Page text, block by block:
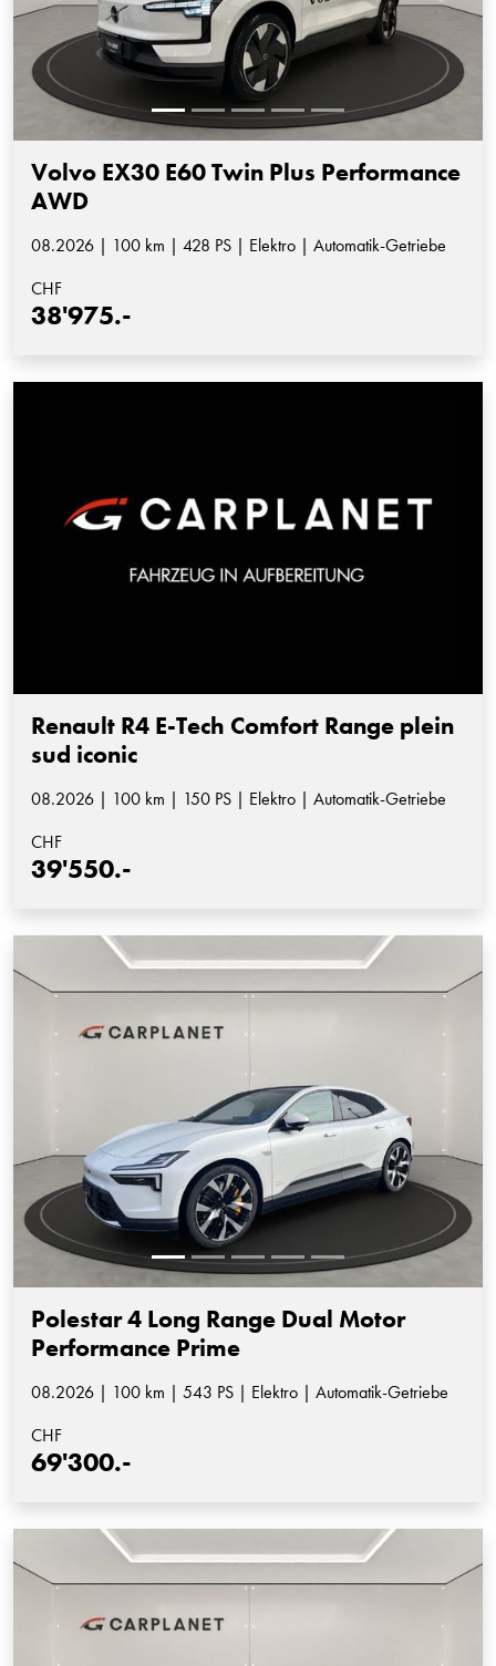
Volvo EX30 E60 Twin Plus Performance
AWD
08.2026 | 100 km | 428 PS | Elektro | Automatik-Getriebe
CHF
38'975.-
Renault R4 E-Tech Comfort Range plein
sud iconic
08.2026 | 100 km | 150 PS | Elektro | Automatik-Getriebe
CHF
39'550.-
Polestar 4 Long Range Dual Motor
Performance Prime
08.2026 | 100 km | 543 PS | Elektro | Automatik-Getriebe
CHF
69'300.-